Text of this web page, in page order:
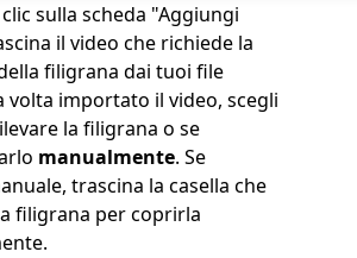
clic sulla scheda "Aggiungi
il video che richiede la
filigrana dai tuoi file
volta importato il video, scegli
la filigrana o se
manualmente. Se
trascina la casella che
filigrana per coprirla